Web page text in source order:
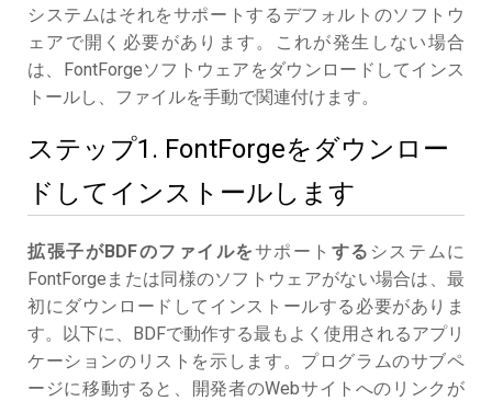
システムはそれをサポートするデフォルトのソフトウ
ェアで開く必要があります。これが発生しない場合
は、FontForgeソフトウェアをダウンロードしてインス
トールし、ファイルを手動で関連付けます。
ステップ1. FontForgeをダウンロー
ドしてインストールします
拡張子がBDFのファイルをサポート する システムに
FontForgeまたは同様のソフトウェアがない場合は、最
初にダウンロードしてインストールする必要がありま
す。以下に、BDFで動作する最もよく使用されるアプリ
ケーションのリストを示します。プログラムのサブペ
ージに移動すると、開発者のWebサイトへのリンクが